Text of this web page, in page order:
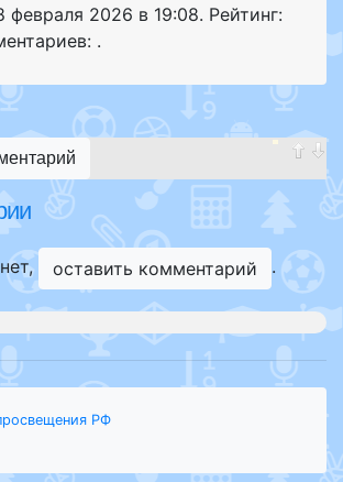
февраля 2026 в 19:08. Рейтинг:
.
оставить комментарий .
РФ